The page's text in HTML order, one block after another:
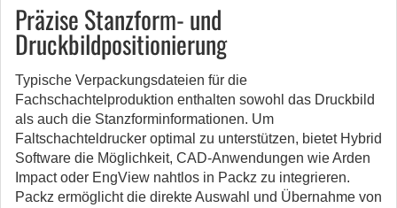
Präzise Stanzform- und
Druckbildpositionierung
Typische Verpackungsdateien für die
Fachschachtelproduktion enthalten sowohl das Druckbild
als auch die Stanzforminformationen. Um
Faltschachteldrucker optimal zu unterstützen, bietet Hybrid
Software die Möglichkeit, CAD-Anwendungen wie Arden
Impact oder EngView nahtlos in Packz zu integrieren.
Packz ermöglicht die direkte Auswahl und Übernahme von